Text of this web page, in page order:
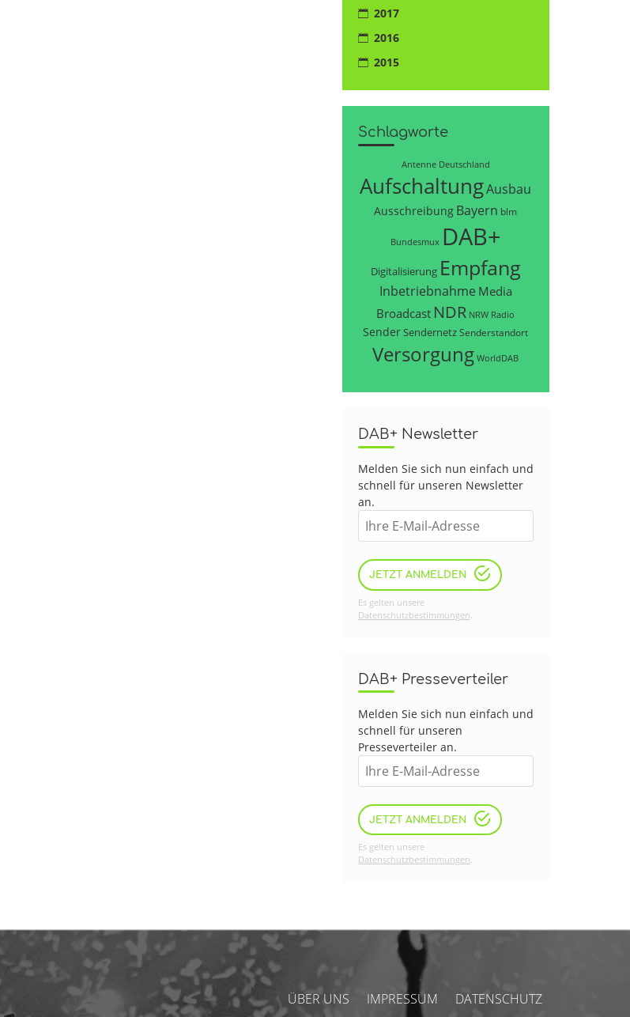
2017
2016
2015
Schlagworte
Antenne Deutschland
AufschaltungAusbau
Ausschreibung Bayern blm
Bundesmux DAB+
Digitalisierung Empfang
Inbetriebnahme Media
Broadcast NDR NRW Radio
SenderSendernetzSenderstandort
Versorgung WorldDAB
DAB+ Newsletter
Melden Sie sich nun einfach und
schnell für unseren Newsletter
an.
JETZT ANMELDEN
Es gelten unsere
Datenschutzbestimmungen
DAB+ Presseverteiler
Melden Sie sich nun einfach und
schnell für unseren
Presseverteiler an.
JETZT ANMELDEN
Es gelten unsere
Datenschutzbestimmungen.
ÜBER UNS IMPRESSUM DATENSCHUTZ